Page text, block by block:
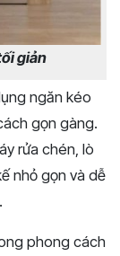
giản
ngăn kéo
gọn gàng.
rửa chén, lò
nhỏ gọn và dễ
phong cách